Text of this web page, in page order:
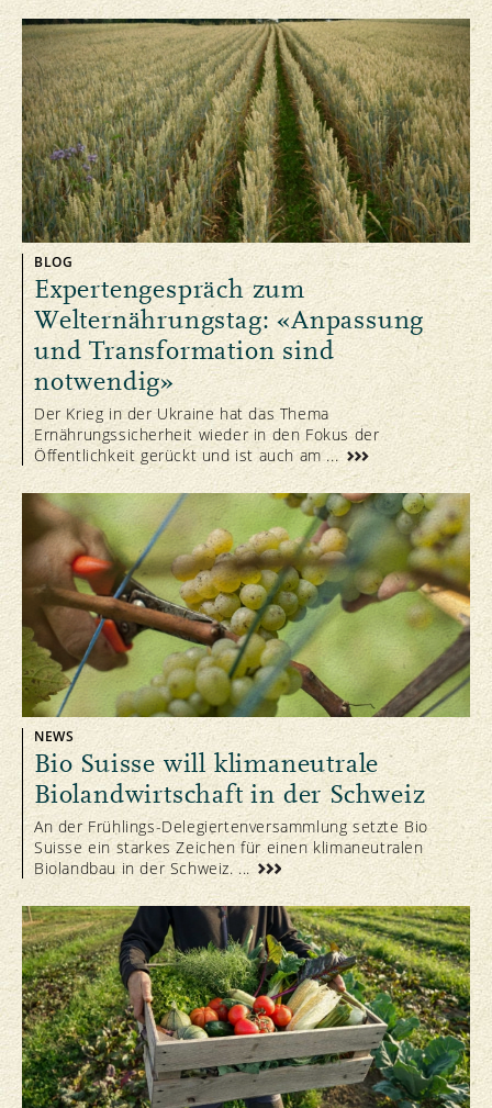
BLOG
Expertengespräch zum
Welternährungstag: «Anpassung
und Transformation sind
notwendig»
Der Krieg in der Ukraine hat das Thema
Ernährungssicherheit wieder in den Fokus der
Öffentlichkeit gerückt und ist auch am ...
NEWS
Bio Suisse will klimaneutrale
Biolandwirtschaft in der Schweiz
An der Frühlings-Delegiertenversammlung setzte Bio
Suisse ein starkes Zeichen für einen klimaneutralen
Biolandbau in der Schweiz. ...